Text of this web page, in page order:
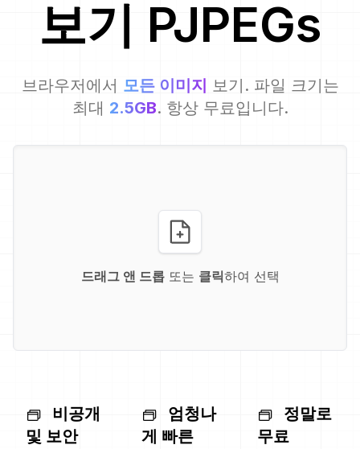
보기 PJPEGs
브라우저에서 모든 이미지 보기. 파일 크기는
최대 2.5GB. 항상 무료입니다.
드래그 앤 드롭또는 클릭하여 선택
비공개
및 보안
엄청나
게 빠른
정말로
무료